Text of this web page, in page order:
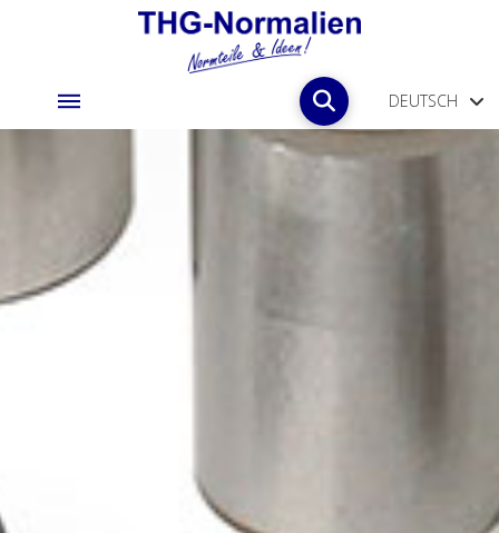
DEUTSCH